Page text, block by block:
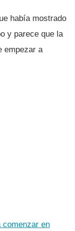
habí­a mostrado
y parece que la
empezar a
comenzar en